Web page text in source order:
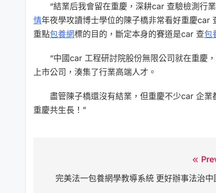
“結業后我會留在重慶，深耕car 查驗檢測行
情年夜學攻讀博士學位的陳子橋非常看好重慶car
重點包養網標的目的，斷定本身的賽道是car 查包
“中國car 工程研討院股份無限公司就在重慶
上市公司，湊集了行業高端人才。
盡管陳子橋還沒有結業，但重慶不少car 企
重慶共生長！”
完美法一包養網學教導系統 更好辦事法治中